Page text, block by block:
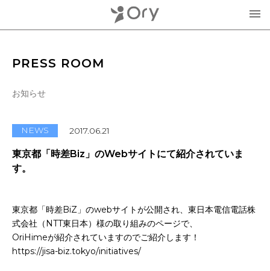
分身ロボットOriHime
意思伝達装置
OriHimeを活用したイベント企画
人材紹介FLEMEE
分身ロボットカフェ
オリィ研究所について
ミッション
メンバー紹介
採用情報
お問合せ・お見積り
PRESS ROOM
お知らせ
NEWS 2017.06.21
東京都「時差Biz」のWebサイトにて紹介されていま
す。
東京都「時差BiZ」のwebサイトが公開され、東日本電信電話株
式会社（NTT東日本）様の取り組みのページで、
OriHimeが紹介されていますのでご紹介します！
https://jisa-biz.tokyo/initiatives/